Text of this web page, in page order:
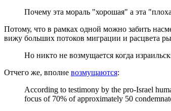
Почему эта мораль "хорошая" а эта
Потому, что в рамках одной можно забить
вижу больших потоков миграции и расцвета
Но никто не возмущается когда
Отчего же, вполне возмущаются:
According to testimony by the pro-Israel
focus of 70% of approximately 50